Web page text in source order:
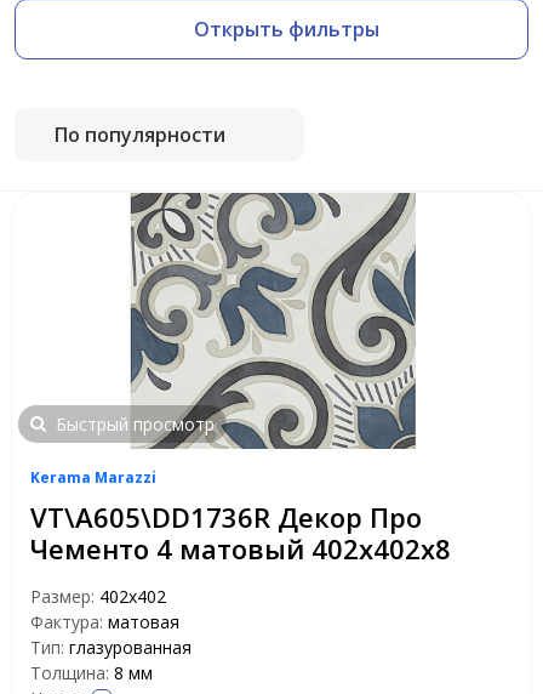
Открыть фильтры
По популярности
Быстрый просмотр
Kerama Marazzi
VT\A605\DD1736R Декор Про
Чементо 4 матовый 402х402х8
Размер: 402х402
Фактура: матовая
Тип: глазурованная
Толщина: 8 мм